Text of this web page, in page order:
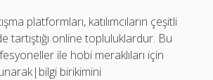
Beğeni Yükseltme
Parasız
platformları, katılımcıların çeşitli
tartıştığı online topluluklardur. Bu
ile hobi meraklıları için
birikimini